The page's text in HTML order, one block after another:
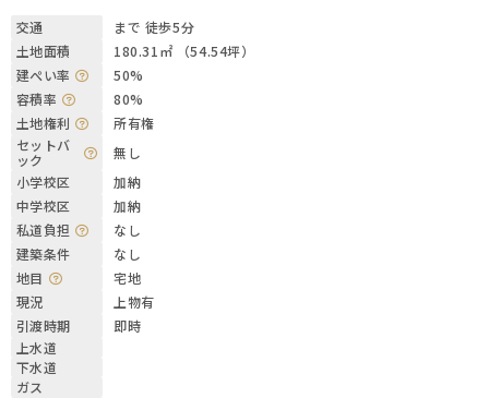
交通
まで 徒歩5分
土地面積
180.31㎡ （54.54坪）
建ぺい率
50%
容積率
80%
土地権利
所有権
セットバ
ック
無し
小学校区
加納
中学校区
加納
私道負担
なし
建築条件
なし
地目
宅地
現況
上物有
引渡時期
即時
上水道
下水道
ガス